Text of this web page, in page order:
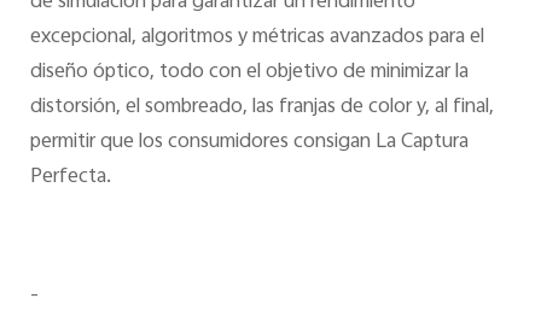
excepcional, algoritmos y métricas avanzados para el
diseño óptico, todo con el objetivo de minimizar la
distorsión, el sombreado, las franjas de color y, al final,
permitir que los consumidores consigan La Captura
Perfecta.
-